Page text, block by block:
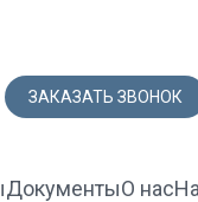
ЗАКАЗАТЬ ЗВОНОК
ДокументыО нас